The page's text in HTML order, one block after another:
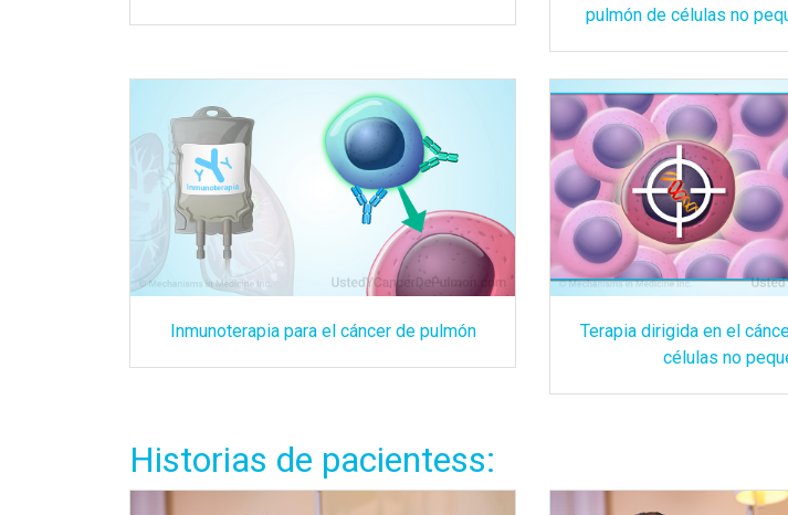
pulmón de células no
Inmunoterapia para el cáncer de pulmón
Terapia dirigida en el
células no
Historias de pacientess: